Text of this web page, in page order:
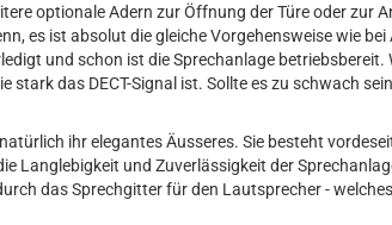
optionale Adern zur Öffnung der Türe oder zur
es ist absolut die gleiche Vorgehensweise wie
und schon ist die Sprechanlage betriebsbereit.
stark das DECT-Signal ist. Sollte es zu schwach
ihr elegantes Äusseres. Sie besteht
Langlebigkeit und Zuverlässigkeit der
das Sprechgitter für den Lautsprecher -